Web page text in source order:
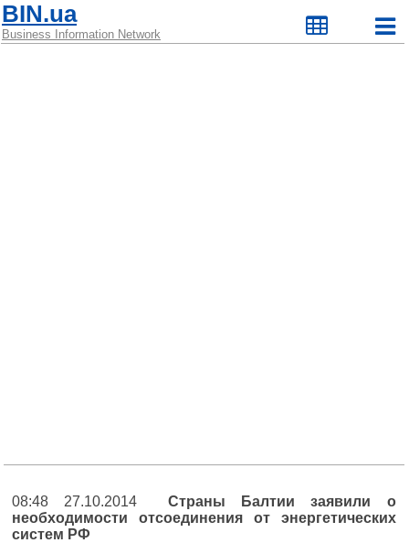
BIN.ua
Business Information Network
08:48 27.10.2014Страны Балтии заявили о
необходимости отсоединения от энергетических
систем РФ